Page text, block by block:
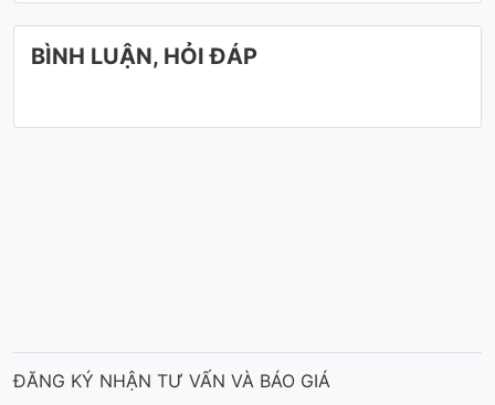
Mẫu cúp pickleball mới nhất hiện nay
BÌNH LUẬN, HỎI ĐÁP
ĐĂNG KÝ NHẬN TƯ VẤN VÀ BÁO GIÁ